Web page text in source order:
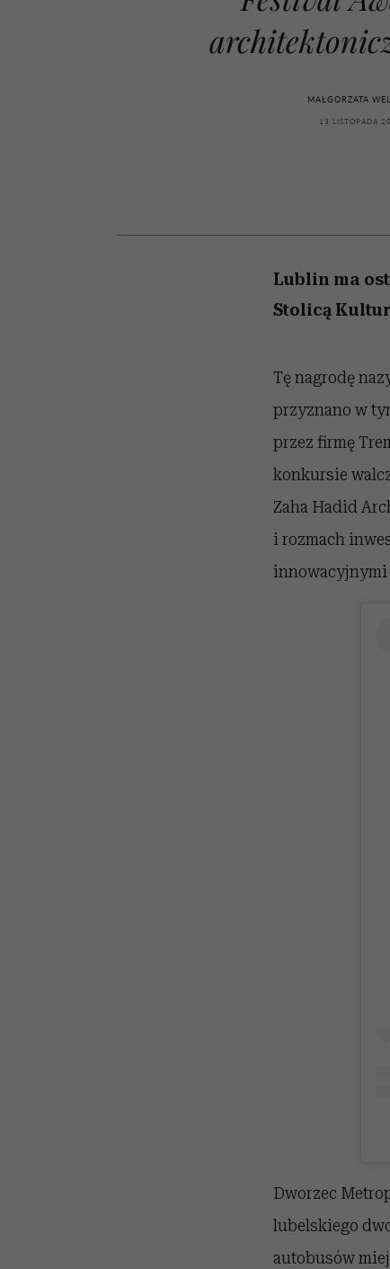
MAŁGORZATA
13 LISTOPADA
Lublin ma
Stolicą
Tę nagrodę
przyznano w
przez firmę
konkursie
Zaha Hadid
i rozmach
innowacyjnymi
Dworzec
lubelskiego
autobusów